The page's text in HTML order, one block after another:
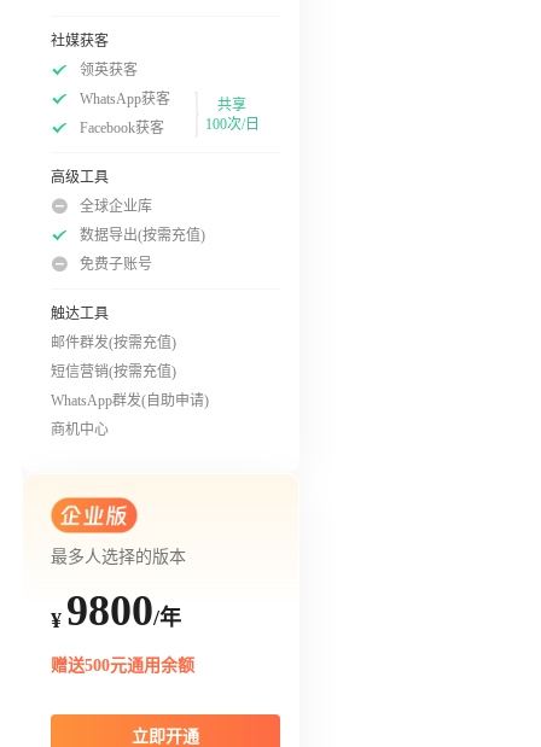
社媒获客
领英获客
WhatsApp获客
Facebook获客
共享
100次/日
高级工具
全球企业库
数据导出(按需充值)
免费子账号
触达工具
邮件群发(按需充值)
短信营销(按需充值)
WhatsApp群发(自助申请)
商机中心
最多人选择的版本
¥ 9800/年
赠送500元通用余额
立即开通